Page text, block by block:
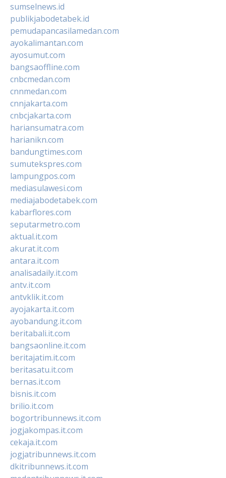
sumselnews.id
publikjabodetabek.id
pemudapancasilamedan.com
ayokalimantan.com
ayosumut.com
bangsaoffline.com
cnbcmedan.com
cnnmedan.com
cnnjakarta.com
cnbcjakarta.com
hariansumatra.com
harianikn.com
bandungtimes.com
sumutekspres.com
lampungpos.com
mediasulawesi.com
mediajabodetabek.com
kabarflores.com
seputarmetro.com
aktual.it.com
akurat.it.com
antara.it.com
analisadaily.it.com
antv.it.com
antvklik.it.com
ayojakarta.it.com
ayobandung.it.com
beritabali.it.com
bangsaonline.it.com
beritajatim.it.com
beritasatu.it.com
bernas.it.com
bisnis.it.com
brilio.it.com
bogortribunnews.it.com
jogjakompas.it.com
cekaja.it.com
jogjatribunnews.it.com
dkitribunnews.it.com